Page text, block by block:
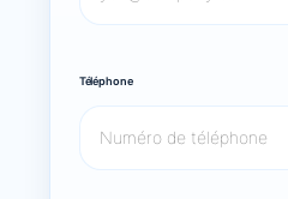
Téléphone